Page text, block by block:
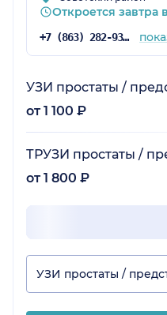
Откроется завтра
+7 (863) 282-93-55
УЗИ простаты /
от 1 100 ₽
ТРУЗИ простаты /
от 1 800 ₽
УЗИ простаты /